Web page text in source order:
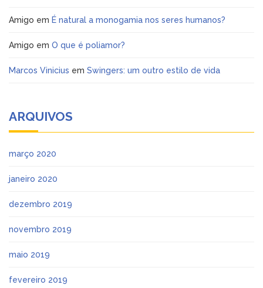
Amigo em É natural a monogamia nos seres humanos?
Amigo em O que é poliamor?
Marcos Vinicius em Swingers: um outro estilo de vida
ARQUIVOS
março 2020
janeiro 2020
dezembro 2019
novembro 2019
maio 2019
fevereiro 2019